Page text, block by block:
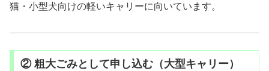
猫・小型犬向けの軽いキャリーに向いています。
② 粗大ごみとして申し込む（大型キャリー）